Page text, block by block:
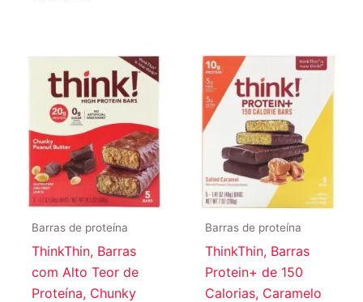
Barras de proteína
ThinkThin, Barras
com Alto Teor de
Proteína, Chunky
Barras de proteína
ThinkThin, Barras
Protein+ de 150
Calorias, Caramelo